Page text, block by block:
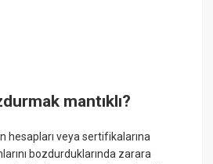
mantıklı?
hesapları veya sertifikalarına
bozdurduklarında zarara